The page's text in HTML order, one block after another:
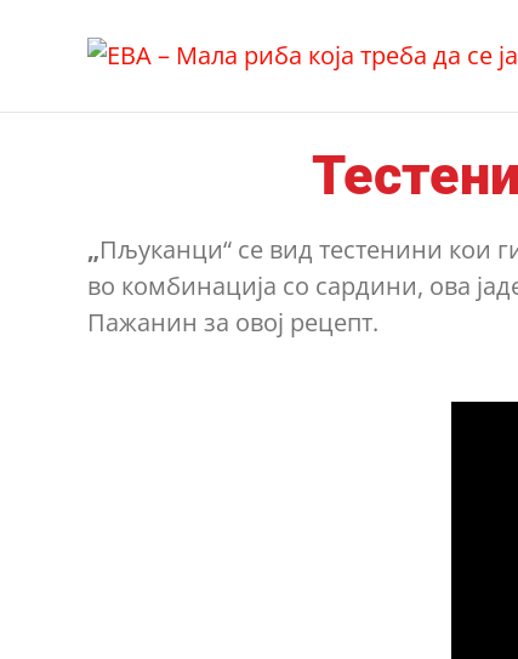
„Пљуканци“ се вид тестенини кои
во комбинација со сардини, ова
Пажанин за овој рецепт.